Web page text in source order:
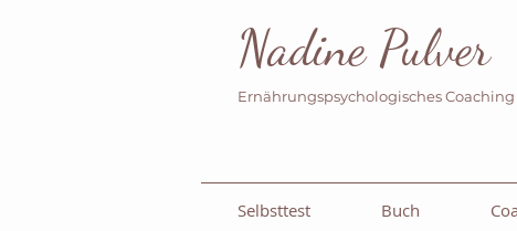
Nadine Pulver
Ernährungspsychologisches Coaching
Selbsttest Buch